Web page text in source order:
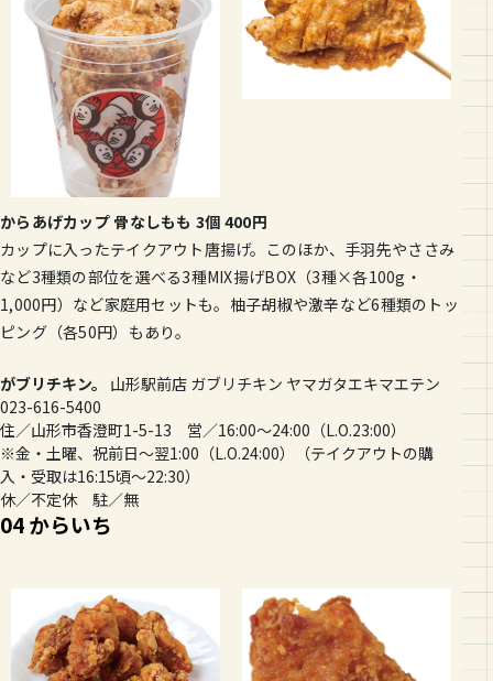
からあげカップ 骨なしもも 3個 400円
カップに入ったテイクアウト唐揚げ。このほか、手羽先やささみ
など3種類の部位を選べる3種MIX揚げBOX（3種×各100g・
1,000円）など家庭用セットも。柚子胡椒や激辛など6種類のトッ
ピング（各50円）もあり。
がブリチキン。
山形駅前店 ガブリチキン ヤマガタエキマエテン
023-616-5400
住／山形市香澄町1-5-13 営／16:00〜24:00（L.O.23:00）
※金・土曜、祝前日〜翌1:00（L.O.24:00）（テイクアウトの購
入・受取は16:15頃〜22:30）
休／不定休 駐／無
04 からいち